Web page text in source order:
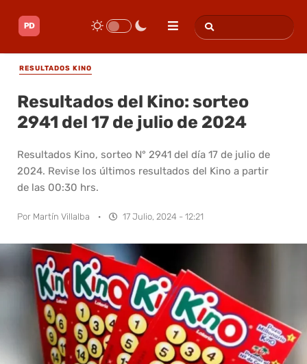
RESULTADOS KINO
Resultados del Kino: sorteo
2941 del 17 de julio de 2024
Resultados Kino, sorteo N° 2941 del día 17 de julio de
2024. Revise los últimos resultados del Kino a partir
de las 00:30 hrs.
Por Martín Villalba · 17 Julio, 2024 - 12:21